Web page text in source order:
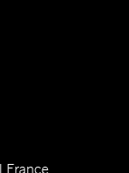
France